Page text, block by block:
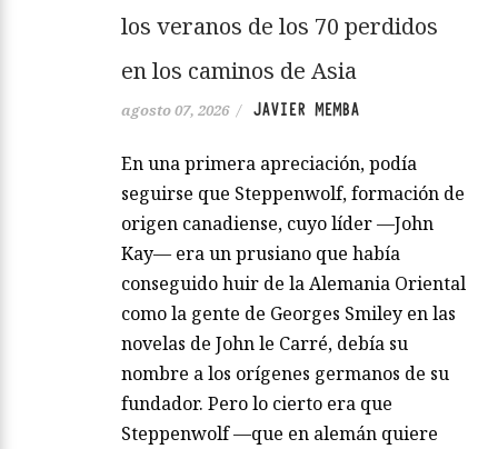
los veranos de los 70 perdidos
en los caminos de Asia
agosto 07, 2026 / JAVIER MEMBA
En una primera apreciación, podía
seguirse que Steppenwolf, formación de
origen canadiense, cuyo líder —John
Kay— era un prusiano que había
conseguido huir de la Alemania Oriental
como la gente de Georges Smiley en las
novelas de John le Carré, debía su
nombre a los orígenes germanos de su
fundador. Pero lo cierto era que
Steppenwolf —que en alemán quiere